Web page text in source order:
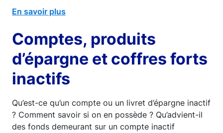
En savoir plus
Comptes, produits
d’épargne et coffres forts
inactifs
Qu’est-ce qu’un compte ou un livret d’épargne inactif
? Comment savoir si on en possède ? Qu’advient-il
des fonds demeurant sur un compte inactif